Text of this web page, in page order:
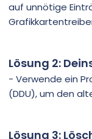
auf unnötige
Lösung 2:
- Verwende ein
(DDU), um den
Lösung 3: